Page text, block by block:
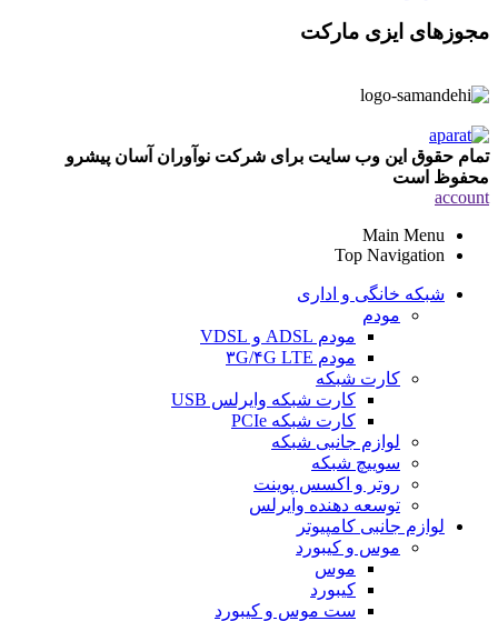
مجوزهای ایزی مارکت
تمام حقوق این وب سایت برای شرکت نوآوران آسان پیشرو
محفوظ است
account
Main Menu
Top Navigation
شبکه خانگی و اداری
مودم
مودم ADSL و VDSL
مودم ۳G/۴G LTE
کارت شبکه
کارت شبکه وایرلس USB
کارت شبکه PCIe
لوازم جانبی شبکه
سوییچ شبکه
روتر و اکسس پوینت
توسعه دهنده وایرلس
لوازم جانبی کامپیوتر
موس و کیبورد
موس
کیبورد
ست موس و کیبورد